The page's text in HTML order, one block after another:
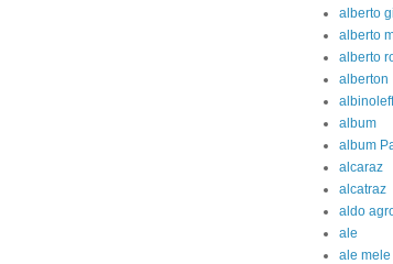
alberto
alberto
alberto
alberton
album
album
alcaraz
alcatraz
aldo
ale
ale mele